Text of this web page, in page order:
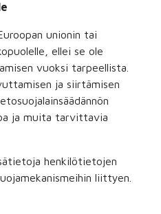
unionin tai
ellei se ole
vuoksi tarpeellista.
ja siirtämisen
ja muita tarvittavia
henkilötietojen
liittyen.